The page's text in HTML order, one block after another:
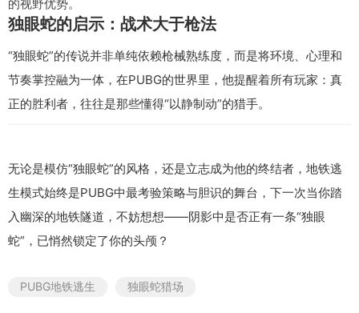
的视野优势。
独眼蛇的启示：战术大于枪法
“独眼蛇”的传说并非单纯依赖枪械熟练度，而是将环境、心理和
节奏掌控融为一体，在PUBG的世界里，他提醒着所有玩家：真
正的胜利者，往往是那些懂得“以静制动”的猎手。
无论是模仿“独眼蛇”的风格，还是立志成为他的终结者，地铁逃
生模式始终是PUBG中最考验策略与胆识的舞台，下一次当你踏
入幽深的地铁隧道，不妨想想——阴影中是否正有一条“独眼
蛇”，已悄然锁定了你的头颅？
PUBG地铁逃生 独眼蛇猎场